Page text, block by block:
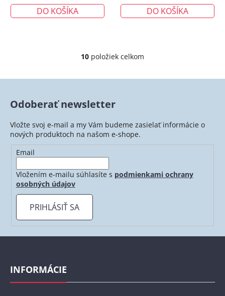
DO KOŠÍKA DO KOŠÍKA
O
l
d
c
i
e
r
v
ý
p
10 položiek celkom
Odoberať newsletter
Vložte svoj e-mail a my Vám budeme zasielať informácie o
nových produktoch na našom e-shope.
Email
Vložením e-mailu súhlasíte s podmienkami ochrany
osobných údajov
PRIHLÁSIŤ SA
Z
INFORMÁCIE